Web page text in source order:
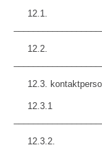
12.1.
12.3.